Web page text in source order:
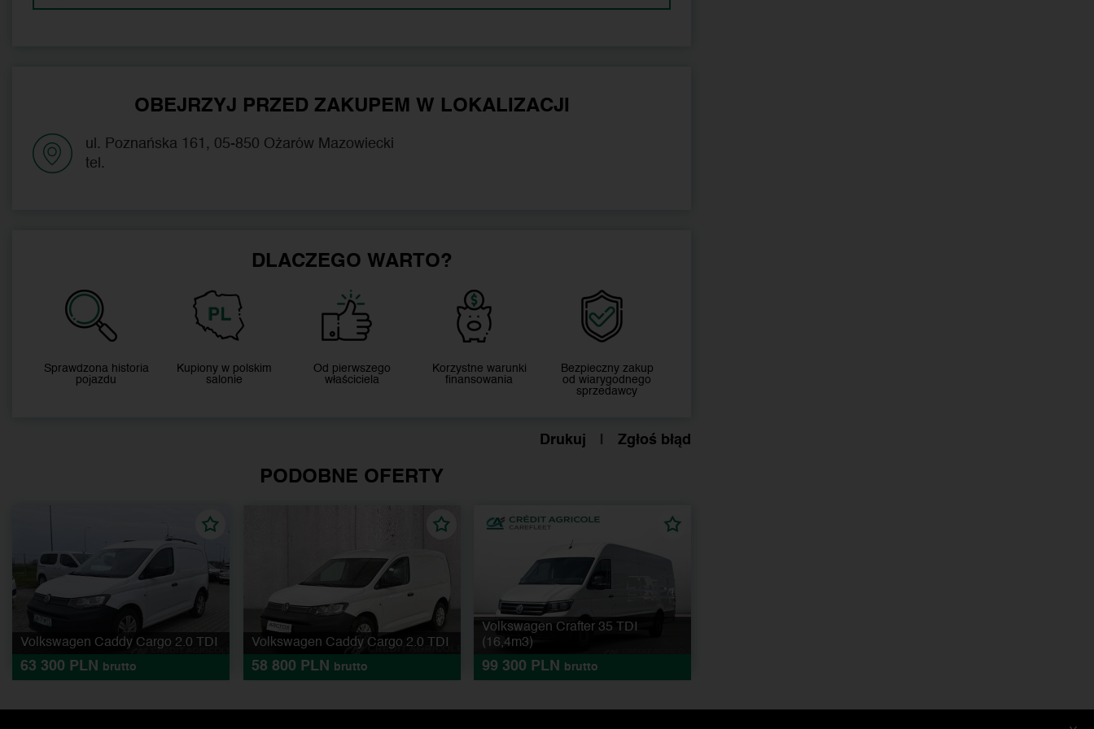
OBEJRZYJ PRZED ZAKUPEM W LOKALIZACJI
ul. Poznańska 161, 05-850 Ożarów Mazowiecki
tel.
DLACZEGO WARTO?
Sprawdzona historia
pojazdu
Kupiony w polskim
salonie
Od pierwszego
właściciela
Korzystne warunki
finansowania
Bezpieczny zakup
od wiarygodnego
sprzedawcy
Drukuj Zgłoś błąd
PODOBNE OFERTY
Volkswagen Caddy Cargo 2.0 TDI
63 300 PLN brutto
Volkswagen Caddy Cargo 2.0 TDI
58 800 PLN brutto
Volkswagen Crafter 35 TDI
(16,4m3)
99 300 PLN brutto